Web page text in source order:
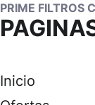
PRIME FILTROS
Inicio